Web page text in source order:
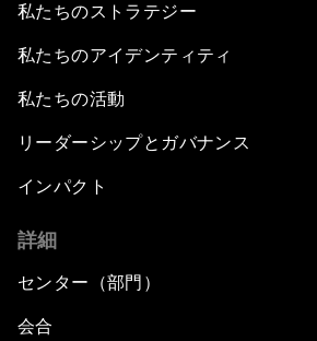
私たちのストラテジー
私たちのアイデンティティ
私たちの活動
リーダーシップとガバナンス
インパクト
詳細
センター（部門）
会合